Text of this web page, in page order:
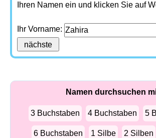
Ihren Namen ein und klicken Sie auf
Ihr Vorname:
Namen durchsuchen
3 Buchstaben 4 Buchstaben 5
6 Buchstaben 1 Silbe 2 Silben